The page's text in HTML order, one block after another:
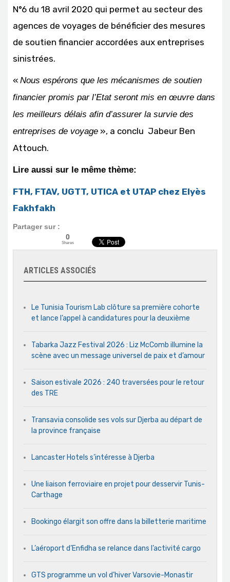
N°6 du 18 avril 2020 qui permet au secteur des
agences de voyages de bénéficier des mesures
de soutien financier accordées aux entreprises
sinistrées.
« Nous espérons que les mécanismes de soutien
financier promis par l’Etat seront mis en œuvre dans
les meilleurs délais afin d’assurer la survie des
entreprises de voyage », a conclu Jabeur Ben
Attouch.
Lire aussi sur le même thème:
FTH, FTAV, UGTT, UTICA et UTAP chez Elyès
Fakhfakh
Partager sur :
0
Shares
ARTICLES ASSOCIÉS
Le Tunisia Tourism Lab clôture sa première cohorte
et lance l’appel à candidatures pour la deuxième
Tabarka Jazz Festival 2026 : Liz McComb illumine la
scène avec un message universel de paix et d’amour
Saison estivale 2026 : 240 traversées pour le retour
des TRE
Transavia consolide ses vols sur Djerba au départ de
la province française
Lancaster Hotels s’intéresse à Djerba
Une liaison ferroviaire en projet pour desservir Tunis-
Carthage
Bookingo élargit son offre dans la billetterie maritime
L’aéroport d’Enfidha se relance dans l’activité cargo
GTS programme un vol d’hiver Varsovie-Monastir